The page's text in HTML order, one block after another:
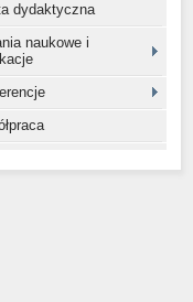
dydaktyczna
naukowe i